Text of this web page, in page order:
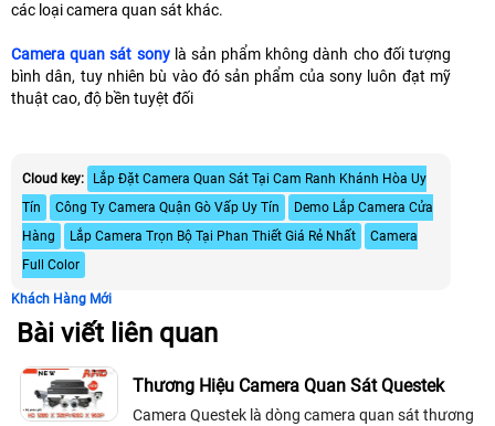
các loại camera quan sát khác.
Camera quan sát sonylà sản phẩm không dành cho đối tượng
bình dân, tuy nhiên bù vào đó sản phẩm của sony luôn đạt mỹ
thuật cao, độ bền tuyệt đối
Cloud key:
Lắp Đặt Camera Quan Sát Tại Cam Ranh Khánh Hòa Uy
Tín
Công Ty Camera Quận Gò Vấp Uy Tín
Demo Lắp Camera Cửa
Hàng
Lắp Camera Trọn Bộ Tại Phan Thiết Giá Rẻ Nhất
Camera
Full Color
Khách Hàng Mới
Bài viết liên quan
Thương Hiệu Camera Quan Sát Questek
Camera Questek là dòng camera quan sát thương